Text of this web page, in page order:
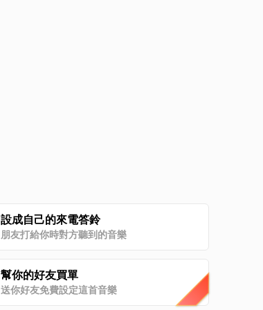
設成自己的來電答鈴
朋友打給你時對方聽到的音樂
幫你的好友買單
送你好友免費設定這首音樂